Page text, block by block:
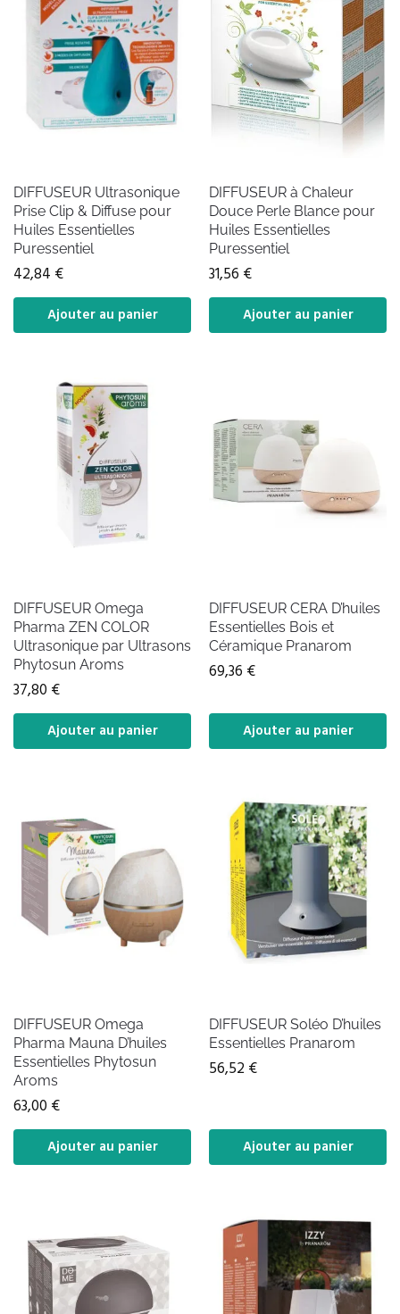
DIFFUSEUR Ultrasonique
Prise Clip & Diffuse pour
Huiles Essentielles
Puressentiel
42,84 €
Ajouter au panier
DIFFUSEUR à Chaleur
Douce Perle Blance pour
Huiles Essentielles
Puressentiel
31,56 €
Ajouter au panier
DIFFUSEUR Omega
Pharma ZEN COLOR
Ultrasonique par Ultrasons
Phytosun Aroms
37,80 €
Ajouter au panier
DIFFUSEUR CERA D’huiles
Essentielles Bois et
Céramique Pranarom
69,36 €
Ajouter au panier
DIFFUSEUR Omega
Pharma Mauna D’huiles
Essentielles Phytosun
Aroms
63,00 €
Ajouter au panier
DIFFUSEUR Soléo D’huiles
Essentielles Pranarom
56,52 €
Ajouter au panier